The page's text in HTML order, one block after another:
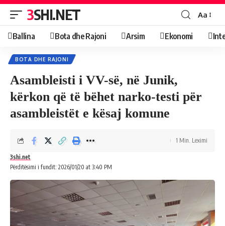
3SHI.NET Aa
Ballina Bota dhe Rajoni Arsim Ekonomi
BOTA DHE RAJONI
Asambleisti i VV-së, në Junik,
kërkon që të bëhet narko-testi për
asambleistët e kësaj komune
Përditësimi i fundit: 2026/01/20 at 3:40 PM
3shi.net
1 Min. Leximi